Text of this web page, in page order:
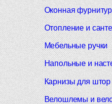
Оконная
Отопление и
Мебельные ручки
Напольные и
Карнизы для штор
Велошлемы и